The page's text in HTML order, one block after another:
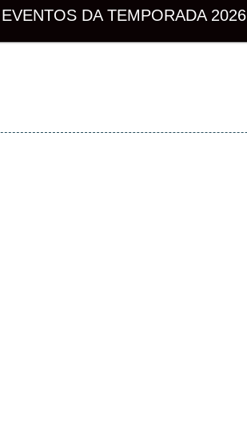
DA TEMPORADA 2026